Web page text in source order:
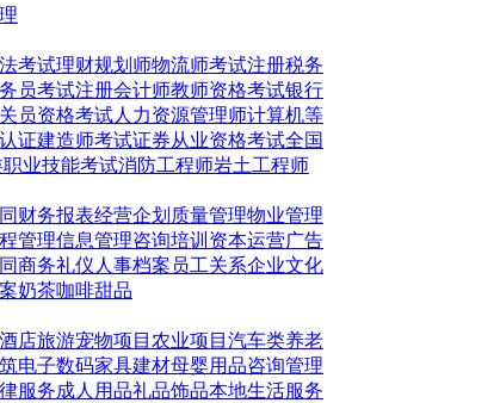
考试理财规划师物流师考试注册税务
员考试注册会计师教师资格考试银行
员资格考试人力资源管理师计算机等
认证建造师考试证券从业资格考试全国
业技能考试消防工程师岩土工程师
财务报表经营企划 质量管理物业管理
管理信息管理咨询培训 资本运营广告
商务礼仪 人事档案 员工关系企业文化
奶茶咖啡甜品
酒店旅游宠物项目 农业项目 汽车类养老
电子数码家具建材母婴用品咨询管理
服务成人用品礼品饰品本地生活服务